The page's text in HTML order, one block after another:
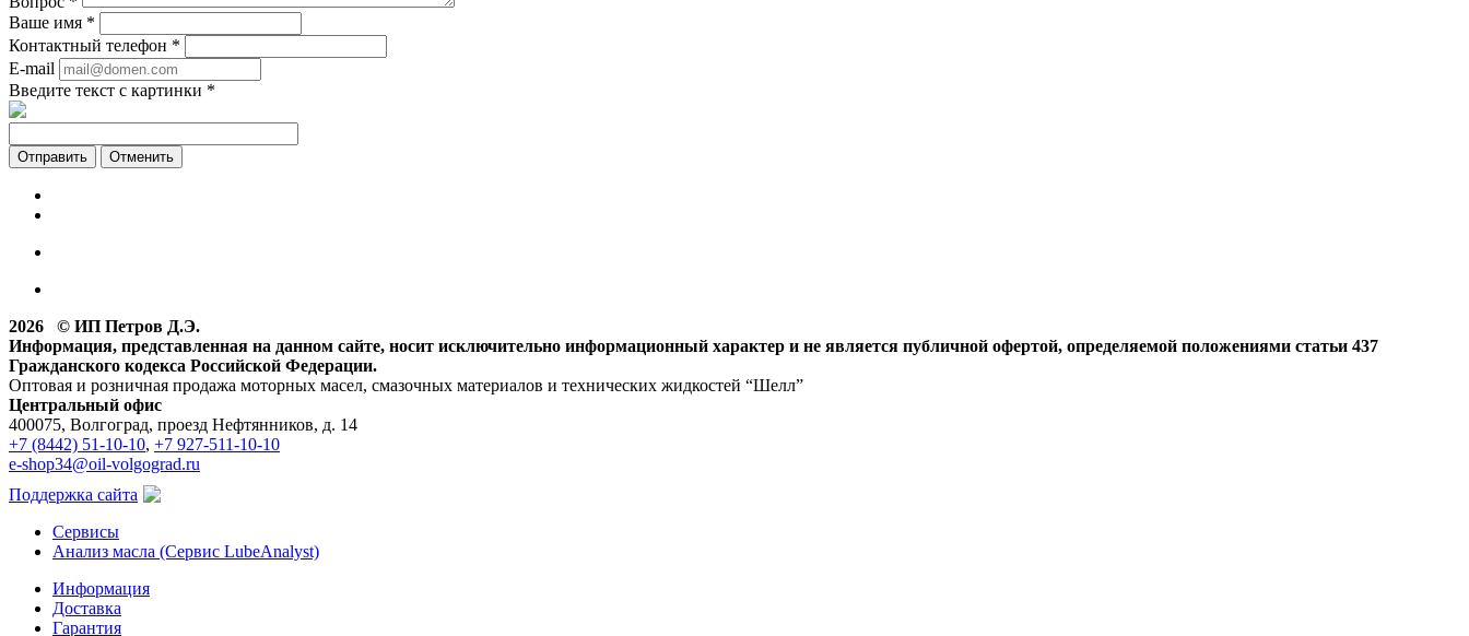
Ваше имя *
Контактный телефон *
E-mail
Введите текст с картинки *
Отменить
2026 © ИП Петров Д.Э.
Информация, представленная на данном сайте, носит исключительно информационный характер и не является публичной офертой, определяемой положениями статьи 437
Гражданского кодекса Российской Федерации.
Оптовая и розничная продажа моторных масел, смазочных материалов и технических жидкостей “Шелл”
Центральный офис
400075, Волгоград, проезд Нефтянников, д. 14
+7 (8442) 51-10-10, +7 927-511-10-10
e-shop34@oil-volgograd.ru
Поддержка сайта
Сервисы
Анализ масла (Сервис LubeAnalyst)
Информация
Доставка
Гарантия